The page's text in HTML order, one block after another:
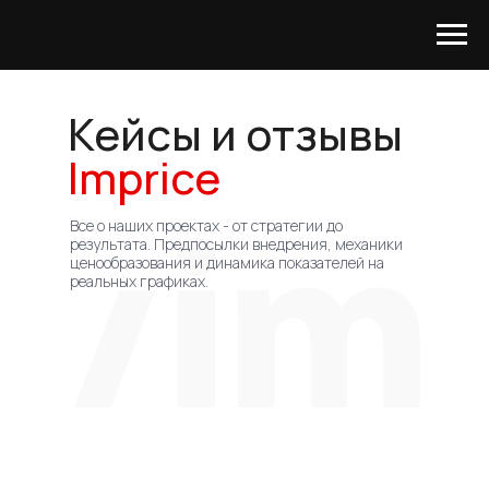
Хотите посмотреть систему
изнутри и понять, насколько
Все о наших проектах - от стратегии до
результата. Предпосылки внедрения, механики
ценообразования и динамика показателей на
реальных графиках.
Кейсы и отзывы
Imprice